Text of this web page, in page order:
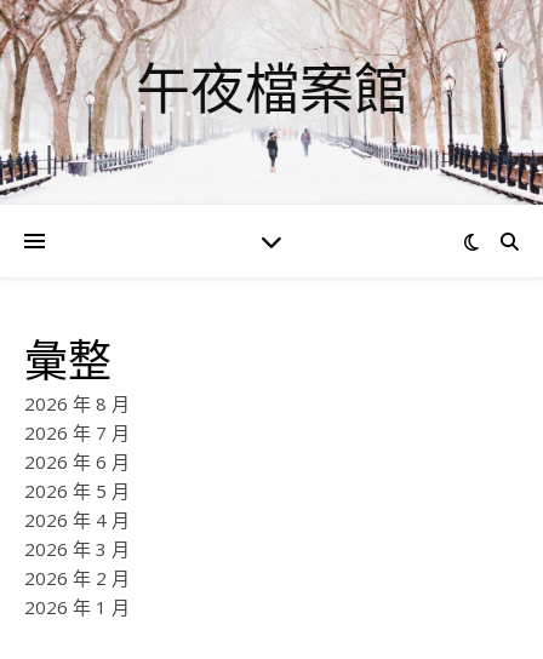
午夜檔案館
彙整
2026 年 8 月
2026 年 7 月
2026 年 6 月
2026 年 5 月
2026 年 4 月
2026 年 3 月
2026 年 2 月
2026 年 1 月